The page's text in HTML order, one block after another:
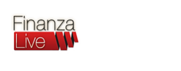
contenuto